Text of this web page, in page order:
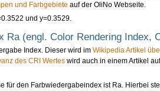
und Farbgebiete auf der OliNo Webseite.
und y=0.3529.
Ra (engl. Color Rendering Index,
Index. Dieser wird im Wikipedia Artikel
des CRI Wertes wird auch in einem Artikel
für den Farbwiedergabeindex ist Ra. Hierbei